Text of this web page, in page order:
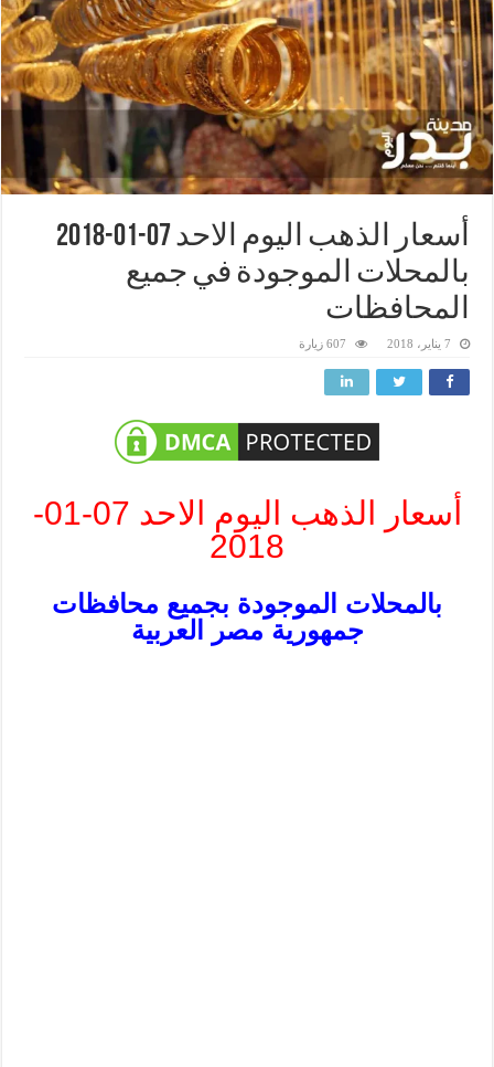
أسعار الذهب اليوم الاحد 07-01-2018
بالمحلات الموجودة في جميع
المحافظات
7 يناير، 2018 607 زيارة
أسعار الذهب اليوم الاحد 07-01-
2018
بالمحلات الموجودة بجميع محافظات
جمهورية مصر العربية